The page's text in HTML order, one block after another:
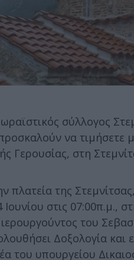
σύλλογος
να
Γερουσίας, στη
πλατεία της
στις 07:00π.μ.,
του
Δοξολογία
του υπουργείου